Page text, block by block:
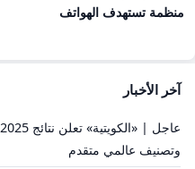
منظمة تستهدف الهواتف
آخر الأخبار
وتصنيف عالمي متقدم